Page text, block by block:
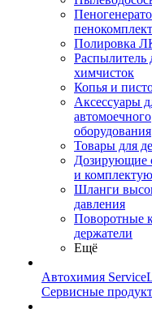
Полировка
Распылитель
химчисток
Копья и
Аксессуары
автомоечного
оборудования
Товары для
Дозирующие
и
Шланги
давления
Поворотные
держатели
Ещё
Автохимия
Сервисные